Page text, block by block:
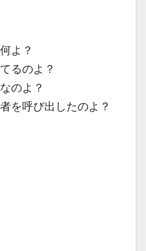
よ？
るのよ？
のよ？
を呼び出したのよ？